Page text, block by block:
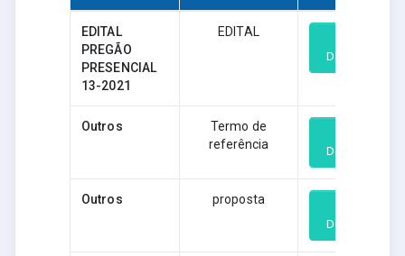
EDITAL
PREGÃO
PRESENCIAL
13-2021
EDITAL
Download
Outros
Termo de
referência
Download
Outros proposta
Download